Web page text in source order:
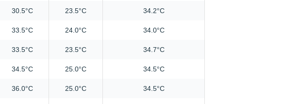
30.5°C 23.5°C 34.2°C
33.5°C 24.0°C 34.0°C
33.5°C 23.5°C 34.7°C
34.5°C 25.0°C 34.5°C
36.0°C 25.0°C 34.5°C